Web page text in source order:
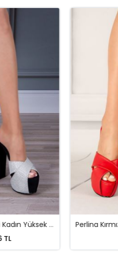
Perlina Siyah Gri Simli Kadın Yüksek Topuklu Ayakkabı
TL